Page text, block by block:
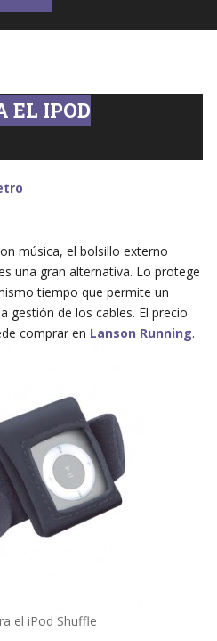
EL IPOD
música, el bolsillo externo
una gran alternativa. Lo protege
tiempo que permite un
gestión de los cables. El precio
comprar en Lanson Running.
el iPod Shuffle